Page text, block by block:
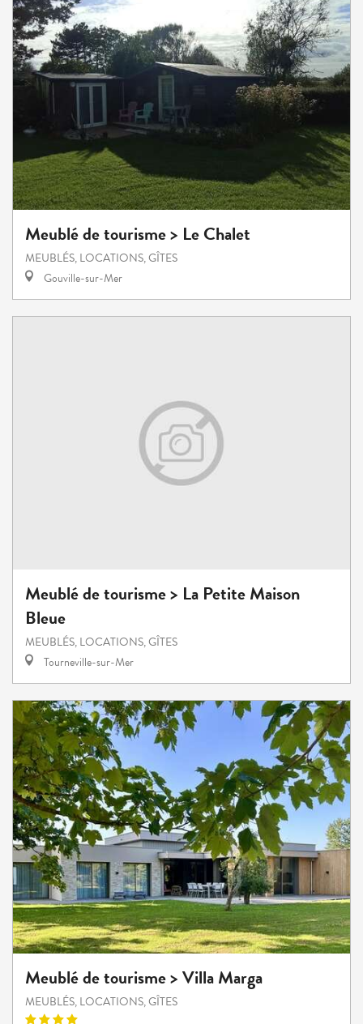
Meublé de tourisme > Le Chalet
MEUBLÉS, LOCATIONS, GÎTES
Gouville-sur-Mer
Meublé de tourisme > La Petite Maison
Bleue
MEUBLÉS, LOCATIONS, GÎTES
Tourneville-sur-Mer
Meublé de tourisme > Villa Marga
MEUBLÉS, LOCATIONS, GÎTES